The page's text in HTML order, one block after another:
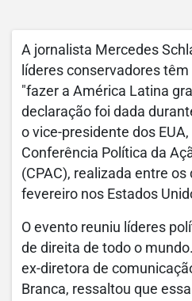
A jornalista Mercedes
líderes conservadores
"fazer a América Latina
declaração foi dada
o vice-presidente dos EUA,
Conferência Política da
(CPAC), realizada entre os
fevereiro nos Estados
O evento reuniu líderes
de direita de todo o
ex-diretora de
Branca, ressaltou que